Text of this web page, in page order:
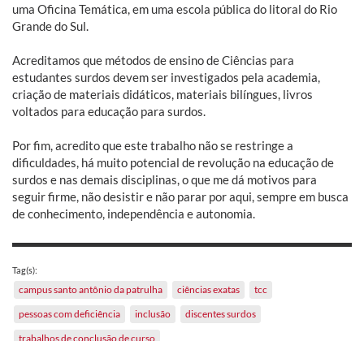
uma Oficina Temática, em uma escola pública do litoral do Rio
Grande do Sul.
Acreditamos que métodos de ensino de Ciências para
estudantes surdos devem ser investigados pela academia,
criação de materiais didáticos, materiais bilíngues, livros
voltados para educação para surdos.
Por fim, acredito que este trabalho não se restringe a
dificuldades, há muito potencial de revolução na educação de
surdos e nas demais disciplinas, o que me dá motivos para
seguir firme, não desistir e não parar por aqui, sempre em busca
de conhecimento, independência e autonomia.
Tag(s):
campus santo antônio da patrulha ciências exatas
tcc
pessoas com deficiência
inclusão
discentes surdos
trabalhos de conclusão de curso